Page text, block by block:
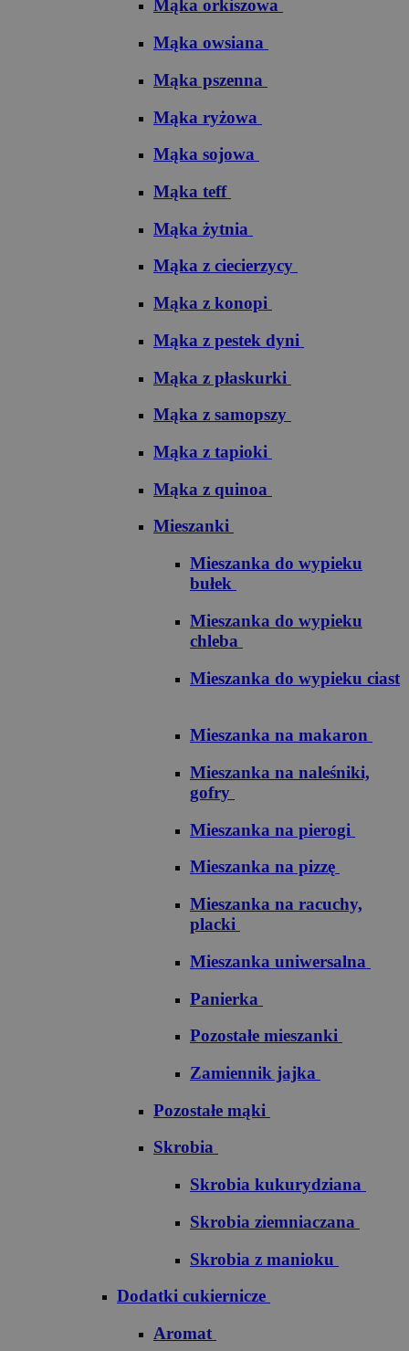
Mąka orkiszowa
Mąka owsiana
Mąka pszenna
Mąka ryżowa
Mąka sojowa
Mąka teff
Mąka żytnia
Mąka z ciecierzycy
Mąka z konopi
Mąka z pestek dyni
Mąka z płaskurki
Mąka z samopszy
Mąka z tapioki
Mąka z quinoa
Mieszanki
Mieszanka do wypieku
bułek
Mieszanka do wypieku
chleba
Mieszanka do wypieku ciast
Mieszanka na makaron
Mieszanka na naleśniki,
gofry
Mieszanka na pierogi
Mieszanka na pizzę
Mieszanka na racuchy,
placki
Mieszanka uniwersalna
Panierka
Pozostałe mieszanki
Zamiennik jajka
Pozostałe mąki
Skrobia
Skrobia kukurydziana
Skrobia ziemniaczana
Skrobia z manioku
Dodatki cukiernicze
Aromat